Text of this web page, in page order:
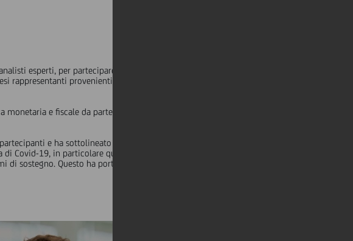
esperti, per partecipare al suo annuale forum dedicato alla regione CEE.
provenienti dall'Asia e dagli Stati Uniti - oltre a 25 funzionari
e fiscale da parte di banche centrali, ministeri delle finanze e agenzie
e ha sottolineato il forte impegno di UniCredit nei confronti dei
Covid-19, in particolare quando governi, organismi sovranazionali e
sostegno. Questo ha portato a un aumento importantissimo delle emissioni